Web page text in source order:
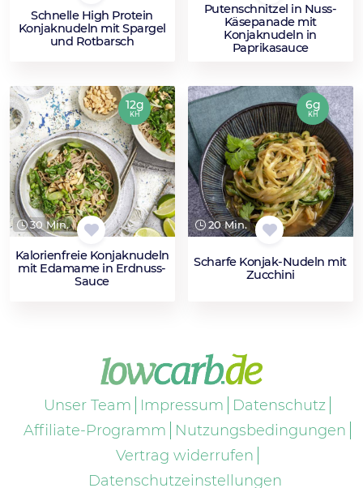
Schnelle High Protein
Konjaknudeln mit Spargel
und Rotbarsch
Putenschnitzel in Nuss-
Käsepanade mit
Konjaknudeln in
Paprikasauce
30 Min.
Kalorienfreie Konjaknudeln
mit Edamame in Erdnuss-
Sauce
12g
KH
20 Min.
Scharfe Konjak-Nudeln mit
Zucchini
6g
KH
Unser Team Impressum
Datenschutz
Affiliate-Programm
Nutzungsbedingungen
Vertrag widerrufen
Datenschutzeinstellungen